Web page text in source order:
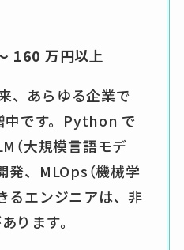
160 万円以上
、あらゆる企業で
中です。Python で
（大規模言語モデ
発、MLOps（機械学
るエンジニアは、非
ります。